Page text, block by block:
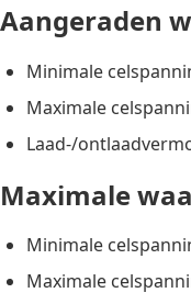
Aangeraden
Minimale
Maximale
Laad-/
Maximale
Minimale
Maximale